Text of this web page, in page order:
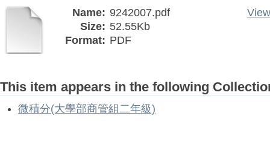
Name: 9242007.pdf
Size: 52.55Kb
Format: PDF
This item appears in the following
微積分(大學部商管組二年級)